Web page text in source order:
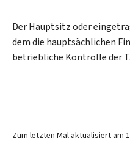
Der Hauptsitz oder
dem die hauptsächlichen
betriebliche Kontrolle der
Zum letzten Mal aktualisiert am